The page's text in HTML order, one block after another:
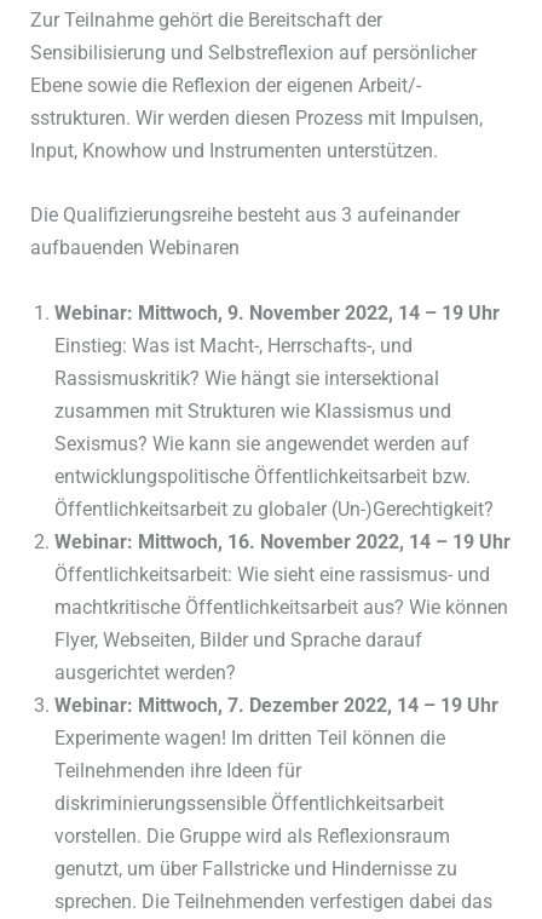
Zur Teilnahme gehört die Bereitschaft der
Sensibilisierung und Selbstreflexion auf persönlicher
Ebene sowie die Reflexion der eigenen Arbeit/-
sstrukturen. Wir werden diesen Prozess mit Impulsen,
Input, Knowhow und Instrumenten unterstützen.
Die Qualifizierungsreihe besteht aus 3 aufeinander
aufbauenden Webinaren
Webinar: Mittwoch, 9. November 2022, 14 – 19 Uhr
Einstieg: Was ist Macht-, Herrschafts-, und
Rassismuskritik? Wie hängt sie intersektional
zusammen mit Strukturen wie Klassismus und
Sexismus? Wie kann sie angewendet werden auf
entwicklungspolitische Öffentlichkeitsarbeit bzw.
Öffentlichkeitsarbeit zu globaler (Un-)Gerechtigkeit?
Webinar: Mittwoch, 16. November 2022, 14 – 19 Uhr
Öffentlichkeitsarbeit: Wie sieht eine rassismus- und
machtkritische Öffentlichkeitsarbeit aus? Wie können
Flyer, Webseiten, Bilder und Sprache darauf
ausgerichtet werden?
Webinar: Mittwoch, 7. Dezember 2022, 14 – 19 Uhr
Experimente wagen! Im dritten Teil können die
Teilnehmenden ihre Ideen für
diskriminierungssensible Öffentlichkeitsarbeit
vorstellen. Die Gruppe wird als Reflexionsraum
genutzt, um über Fallstricke und Hindernisse zu
sprechen. Die Teilnehmenden verfestigen dabei das